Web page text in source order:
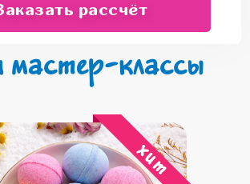
рассчёт
классы
хит